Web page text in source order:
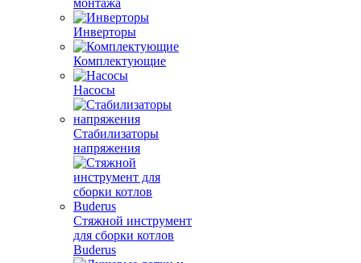
монтажа
Инверторы
Комплектующие
Насосы
Стабилизаторы
напряжения
Стяжной инструмент
для сборки котлов
Buderus